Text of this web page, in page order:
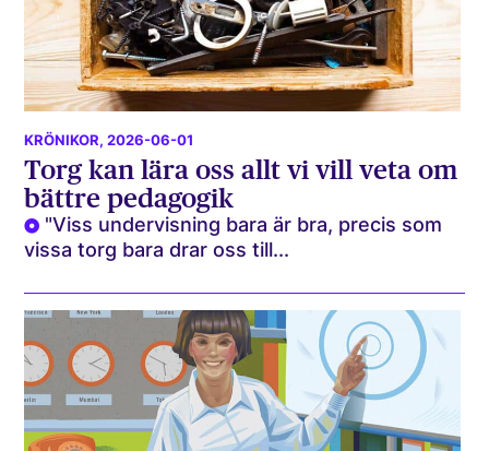
KRÖNIKOR, 2026-06-01
Torg kan lära oss allt vi vill veta om
bättre pedagogik
"Viss undervisning bara är bra, precis som
vissa torg bara drar oss till...